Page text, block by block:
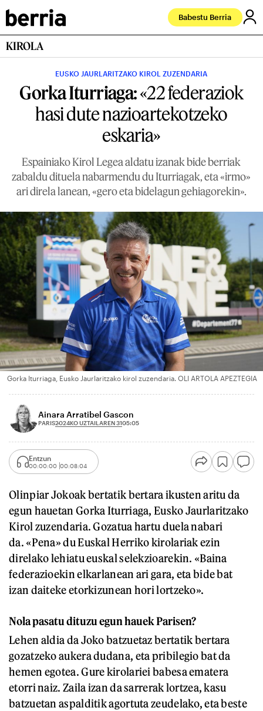
Babestu Berria
KIROLA
EUSKO JAURLARITZAKO KIROL ZUZENDARIA
Gorka Iturriaga:«22 federaziok
hasi dute nazioartekotzeko
eskaria»
Espainiako Kirol Legea aldatu izanak bide berriak
zabaldu dituela nabarmendu du Iturriagak, eta «irmo»
ari direla lanean, «gero eta bidelagun gehiagorekin».
Gorka Iturriaga, Eusko Jaurlaritzako kirol zuzendaria. OLI ARTOLA APEZTEGIA
Ainara Arratibel Gascon
PARIS2024KO UZTAILAREN 3105:05
Entzun
00:00:00 00:08:04
Olinpiar Jokoak bertatik bertara ikusten aritu da
egun hauetan Gorka Iturriaga, Eusko Jaurlaritzako
Kirol zuzendaria. Gozatua hartu duela nabari
da. «Pena» du Euskal Herriko kirolariak ezin
direlako lehiatu euskal selekzioarekin. «Baina
federazioekin elkarlanean ari gara, eta bide bat
izan daiteke etorkizunean hori lortzeko».
Nola pasatu dituzu egun hauek Parisen?
Lehen aldia da Joko batzuetaz bertatik bertara
gozatzeko aukera dudana, eta pribilegio bat da
hemen egotea. Gure kirolariei babesa ematera
etorri naiz. Zaila izan da sarrerak lortzea, kasu
batzuetan aspalditik agortuta zeudelako, eta beste